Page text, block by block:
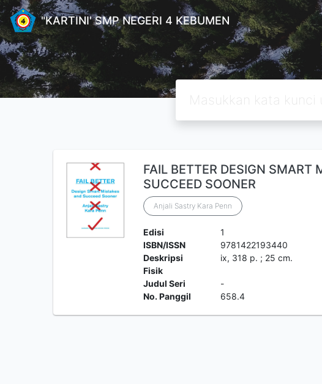
"KARTINI' SMP NEGERI 4 KEBUMEN
FAIL BETTER DESIGN SMART
SUCCEED SOONER
Anjali Sastry Kara Penn
Edisi
1
ISBN/ISSN
9781422193440
Deskripsi
Fisik
ix, 318 p. ; 25 cm.
Judul Seri
-
No. Panggil
658.4